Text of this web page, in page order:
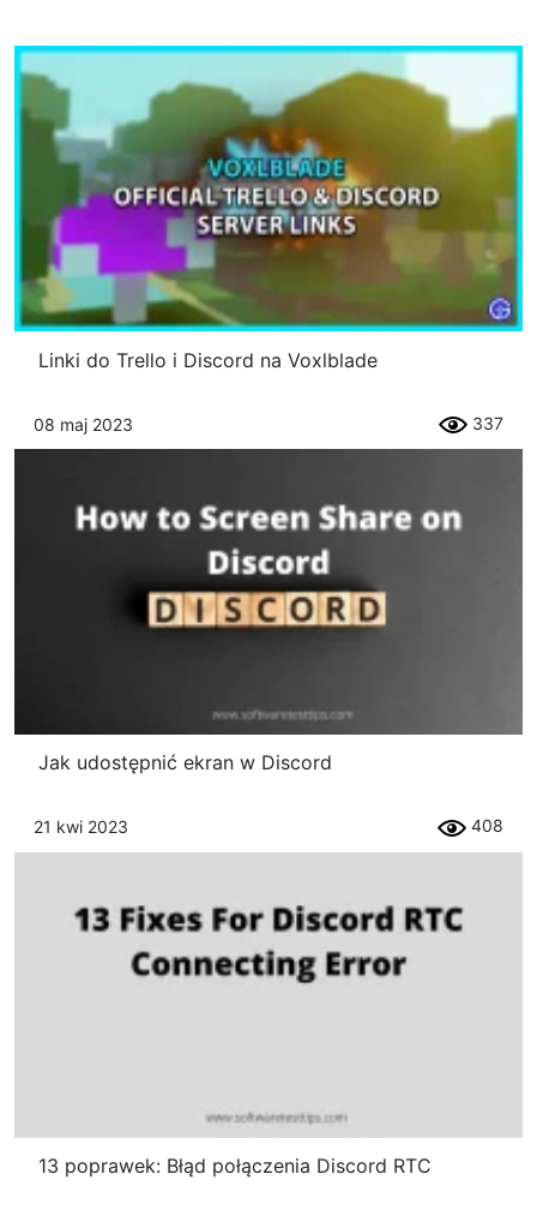
Linki do Trello i Discord na Voxlblade
08 maj 2023 337
Jak udostępnić ekran w Discord
21 kwi 2023 408
13 poprawek: Błąd połączenia Discord RTC